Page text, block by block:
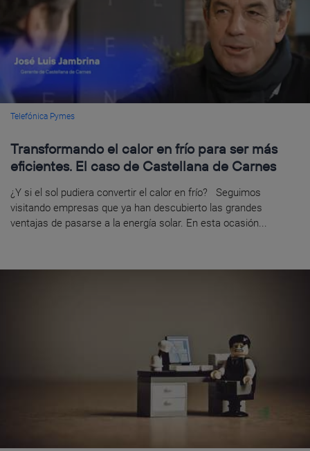
Telefónica Pymes
Transformando el calor en frío para ser más
eficientes. El caso de Castellana de Carnes
¿Y si el sol pudiera convertir el calor en frío? Seguimos
visitando empresas que ya han descubierto las grandes
ventajas de pasarse a la energía solar. En esta ocasión...